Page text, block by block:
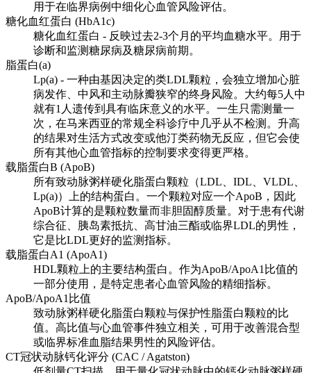
用于在临界病例中细化心血管风险评估。
糖化血红蛋白 (HbA1c)
糖化血红蛋白 - 反映过去2-3个月的平均血糖水平。用于
诊断和监测糖尿病及糖尿病前期。
脂蛋白(a)
Lp(a) - 一种由基因决定的类LDL颗粒，会独立增加心脏
病发作、中风和主动脉瓣狭窄的终身风险。大约每5人中
就有1人遗传到具有临床意义的水平。一生只需测量一
次，在马来西亚的常规全科诊疗中几乎从不检测。升高
的结果对生活方式改变或他汀类药物无反应，但它会使
所有其他心血管指标的控制要求变得更严格。
载脂蛋白B (ApoB)
所有致动脉粥样硬化脂蛋白颗粒（LDL、IDL、VLDL、
Lp(a)）上的结构蛋白。一个颗粒对应一个ApoB，因此
ApoB计算的是颗粒数量而非胆固醇质量。对于患有代谢
综合征、胰岛素抵抗、高甘油三酯或临界LDL的男性，
它是比LDL更好的监测指标。
载脂蛋白A1 (ApoA1)
HDL颗粒上的主要结构蛋白。作为ApoB/ApoA1比值的
一部分使用，是特定患者心血管风险的精细指标。
ApoB/ApoA1比值
致动脉粥样硬化脂蛋白颗粒与保护性脂蛋白颗粒的比
值。高比值与心血管事件独立相关，可用于改善混合型
或临界标准血脂结果男性的风险评估。
CT冠状动脉钙化评分 (CAC / Agatston)